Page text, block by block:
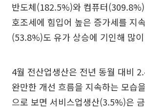
반도체(182.5%)와 컴퓨터
호조세에 힘입어 높은 증가세를 지
(53.8%)도 유가 상승에 기인해 많
4월 전산업생산은 전년 동월 대비
완만한 개선 흐름을 지속하는 모습
으로 보면 서비스업생산(3.5%)은